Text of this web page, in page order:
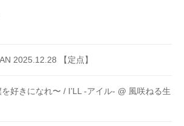
2025.12.28 【定点】
好きになれ〜 / I’LL -アイル- @ 風咲ねる生